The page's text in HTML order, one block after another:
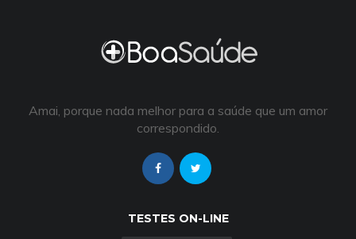
Amai, porque nada melhor para a saúde que um amor
correspondido.
TESTES ON-LINE